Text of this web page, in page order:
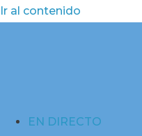
Ir al contenido
EN DIRECTO